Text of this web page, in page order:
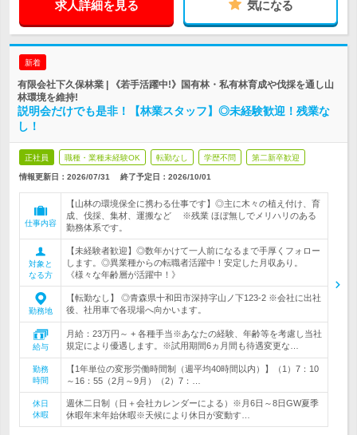
求人詳細を見る 気になる
新着
有限会社下久保林業 | 《若手活躍中!》国有林・私有林育成や伐採を通し山
林環境を維持!
説明会だけでも是非！【林業スタッフ】◎未経験歓迎！残業な
し！
正社員 職種・業種未経験OK 転勤なし 学歴不問 第二新卒歓迎
情報更新日：2026/07/31 終了予定日： 2026/10/01
仕事内容
【山林の環境保全に携わる仕事です】◎主に木々の植え付け、育
成、伐採、集材、運搬など ※残業 ほぼ無しでメリハリのある
勤務体系です。
対象と
なる方
【未経験者歓迎】◎数年かけて一人前になるまで手厚くフォロー
します。◎異業種からの転職者活躍中！安定した月収あり。
《様々な年齢層が活躍中！》
勤務地
【転勤なし】 ◎青森県十和田市深持字山ノ下123-2 ※会社に出社
後、社用車で各現場へ向かいます。
給与
月給：23万円～ + 各種手当※あなたの経験、年齢等を考慮し当社
規定により優遇します。※試用期間6ヵ月間も待遇変更な…
勤務
時間
【1年単位の変形労働時間制（週平均40時間以内）】（1）7：10
～16：55（2月～9月）（2）7：…
休日
休暇
週休二日制（日＋会社カレンダーによる）※月6日～8日GW夏季
休暇年末年始休暇※天候により休日が変動す…